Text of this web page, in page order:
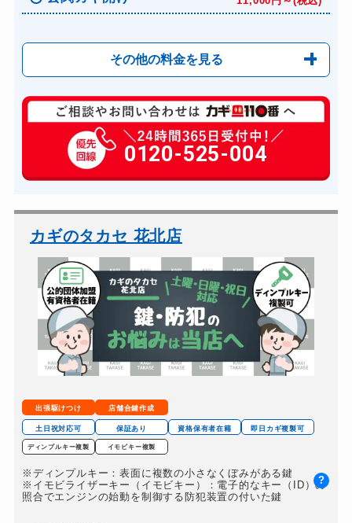
その他の料金を見る
玄関カギ修理 6,600円～(税込)
玄関カギ作成 14,300円～(税込)
玄関カギ交換 14,300円～(税込)
バイクカギ開け
バイクカギ作成 16,500円～(税込)
スーツケースカギ開け 8,800円～(税込)
スーツケースカギ作成 8,800円～(税込)
金庫カギ開け 14,300円～(税込)
金庫カギ修理 11,000円～(税込)
ロッカーカギ開け 8,800円～(税込)
ドアノブカギ開け
ドアノブカギ作成 8,800円～(税込)
0120-525-004
カギのタカセ 花北店
出張駆けつけ 店舗合鍵作成
土日祝対応可 保証あり 資格保有者在籍 即日カギ複製可
ディンプルキー複製 イモビキー複製
※ディンプルキー：表面に複数の小さなくぼみがある鍵
※イモビライザーキー（イモビキー）：電子的なキー（ID）の
照合でエンジンの始動を制御する防犯装置の付いた鍵
?